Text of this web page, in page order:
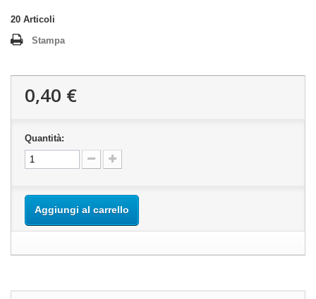
20 Articoli
Stampa
0,40 €
Quantità:
Aggiungi al carrello